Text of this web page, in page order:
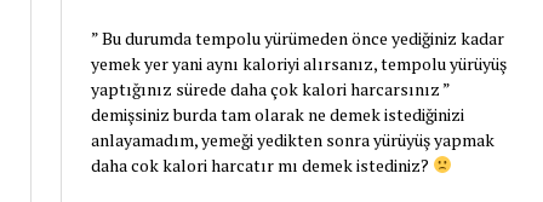
” Bu durumda tempolu yürümeden önce yediğiniz kadar
yemek yer yani aynı kaloriyi alırsanız, tempolu yürüyüş
yaptığınız sürede daha çok kalori harcarsınız ”
demişsiniz burda tam olarak ne demek istediğinizi
anlayamadım, yemeği yedikten sonra yürüyüş yapmak
daha cok kalori harcatır mı demek istediniz?